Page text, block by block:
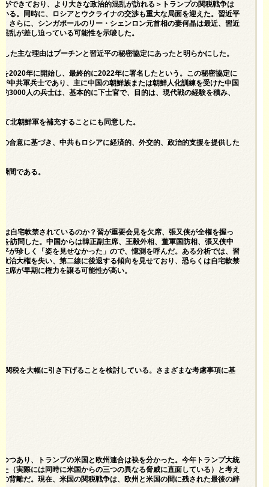
できており、より大きな政治的混乱が訪れる＞トランプの関税戦争は
る。同時に、ロシアとウクライナの交渉も重大な局面を迎えた。習近平
さらに、シンガポールのリー・シェンロン元首相の妻何晶は最近、習近
乱が差し迫っている可能性を示唆した。
た主な理由はプーチンと習近平の秘密協定にあったと明らかにした。
2020年に開始し、最終的に2022年に署名したという。この秘密協定に
中共軍兵士であり、主に中国の朝鮮族または朝鮮人化訓練を受けた中国
3000人の兵士は、基本的に下士官で、目的は、現代戦の経験を積み、
北朝鮮軍を補充することにも同意した。
合意に基づき、中共もロシアに経済的、外交的、政治的支援を提供した
間である。
自宅軟禁されているのか？習が重要会見を欠席、張又侠が全権を握っ
訪問した。中国からは韓正副主席、王毅外相、董軍国防相、張又侠中
が珍しく「姿を見せなかった」ので、憶測を呼んだ。ある分析では、習
治大権を失い、第二線に後退する傾向を見せており、恐らくは自宅軟禁
席が早期に権力を譲る可能性が高い。
税を大幅に引き下げることを検討している。さまざまな考慮事項に基
つあり、トランプの米国と欧州連合は袂を分かった。今年トランプ大統
（実際には同時に米国からの三つの異なる脅威に直面している）と考え
背離だ。現在、米国の関税戦争は、欧州と米国の間に残された最後の絆